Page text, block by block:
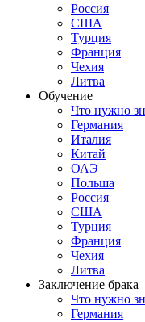
Россия
США
Турция
Франция
Чехия
Литва
Обучение
Что нужно
Германия
Италия
Китай
ОАЭ
Польша
Россия
США
Турция
Франция
Чехия
Литва
Заключение брака
Что нужно
Германия